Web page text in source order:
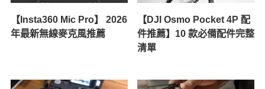
【Insta360 Mic Pro】 2026
年最新無線麥克風推薦
【DJI Osmo Pocket 4P 配
件推薦】10 款必備配件完整
清單